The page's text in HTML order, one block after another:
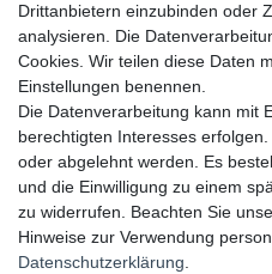
UNSERE
UNSERE
Drittanbietern einzubinden oder
analysieren. Die
Cookies. Wir teilen diese Daten
Einstellungen benennen.
Die Datenverarbeitung kann mit
berechtigten Interesses
oder abgelehnt werden. Es
und die Einwilligung zu einem
zu widerrufen. Beachten Sie
Hinweise zur Verwendung
Daten­schutz­erklärung